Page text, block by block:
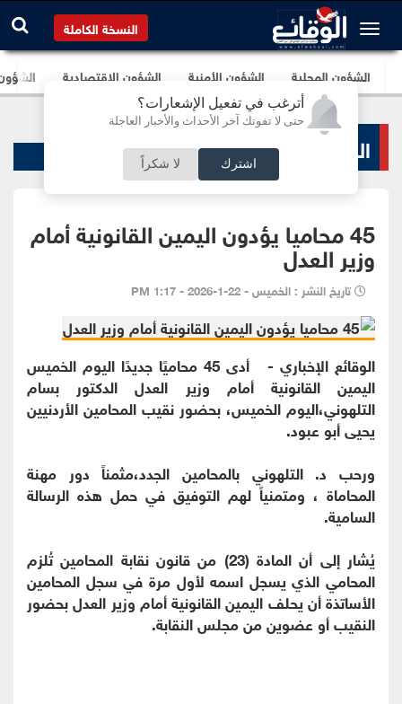
أترغب في تفعيل الإشعارات؟
حتى لا تفوتك آخر الأحداث والأخبار العاجلة
اشترك لا شكراً
النسخة الكاملة
الشؤون المحلية الشؤون الأمنية الشؤون الإقتصادية
الشؤون المحلية
45 محاميا يؤدون اليمين القانونية أمام
وزير العدل
تاريخ النشر : الخميس - 22-1-2026 - 1:17 PM
الوقائع الإخباري - أدى 45 محاميًا جديدًا اليوم الخميس
اليمين القانونية أمام وزير العدل الدكتور بسام
التلهوني،اليوم الخميس، بحضور نقيب المحامين الأردنيين
يحيى أبو عبود.
ورحب د. التلهوني بالمحامين الجدد،مثمناً دور مهنة
المحاماة ، ومتمنياً لهم التوفيق في حمل هذه الرسالة
السامية.
يُشار إلى أن المادة (23) من قانون نقابة المحامين تُلزم
المحامي الذي يسجل اسمه لأول مرة في سجل المحامين
الأساتذة أن يحلف اليمين القانونية أمام وزير العدل بحضور
النقيب أو عضوين من مجلس النقابة.